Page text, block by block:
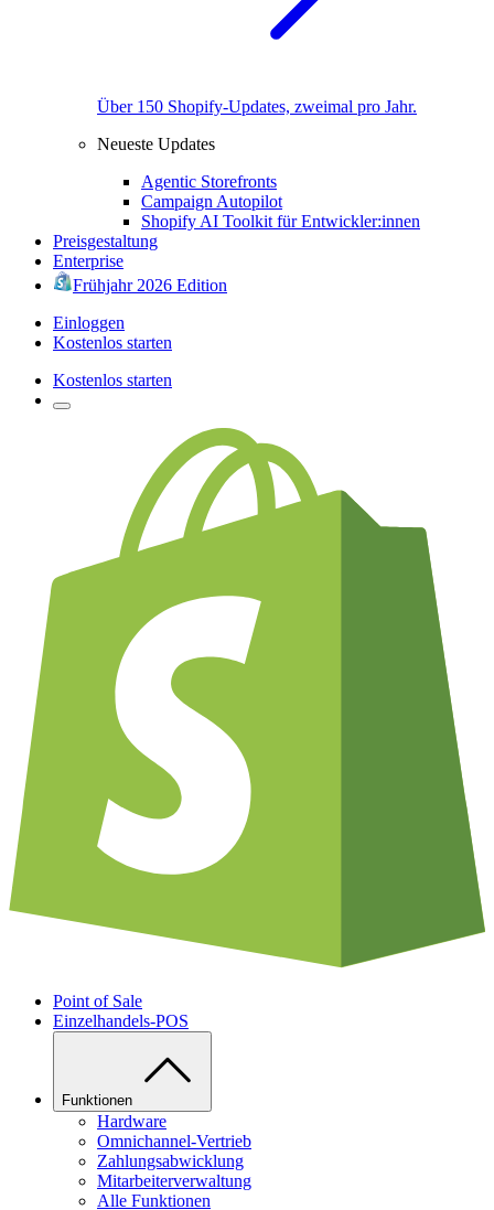
Über 150 Shopify-Updates, zweimal pro Jahr.
Neueste Updates
Agentic Storefronts
Campaign Autopilot
Shopify AI Toolkit für Entwickler:innen
Preisgestaltung
Enterprise
Frühjahr 2026 Edition
Einloggen
Kostenlos starten
Kostenlos starten
Point of Sale
Einzelhandels-POS
Funktionen
Hardware
Omnichannel-Vertrieb
Zahlungsabwicklung
Mitarbeiterverwaltung
Alle Funktionen